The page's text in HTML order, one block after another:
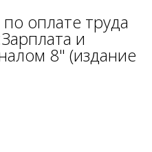
оплате труда
и
8" (издание